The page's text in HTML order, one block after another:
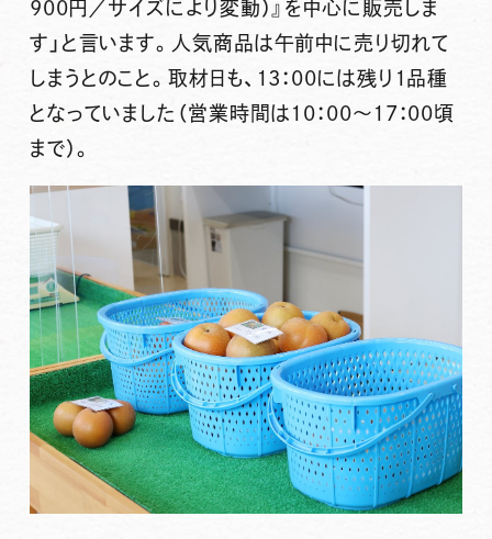
900円／サイズにより変動）』を中心に販売しま
す」 と言います。人気商品は午前中に売り切れて
しまうとのこと。取材日も、13：00には残り1品種
となっていました（営業時間は10：00～17：00頃
まで）。